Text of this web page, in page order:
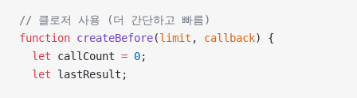
// 클로저 사용 (더 간단하고 빠름)
function createBefore(limit , callback) {
  let
callCount = 0;
  let
lastResult;